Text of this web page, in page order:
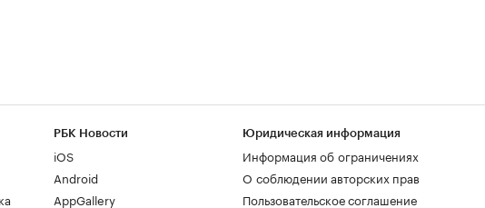
РБК Новости
iOS
Android
AppGallery
Юридическая информация
Информация об ограничениях
О соблюдении авторских прав
Пользовательское соглашение